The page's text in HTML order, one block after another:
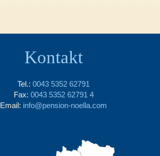
Kontakt
Tel.: 0043 5352 62791
Fax: 0043 5352 62791 4
Email: info@pension-noella.com